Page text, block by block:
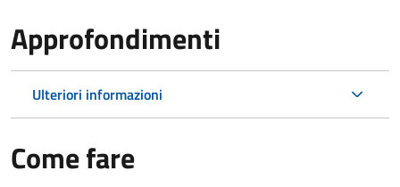
Approfondimenti
Ulteriori informazioni
Come fare